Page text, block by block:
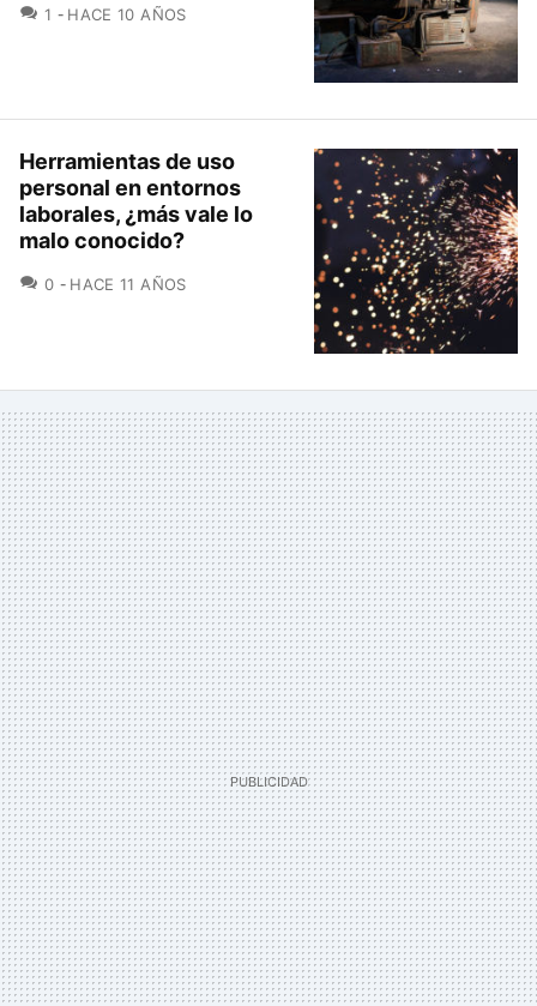
1 COMENTARIOS
HACE 10 AÑOS
Herramientas de uso
personal en entornos
laborales, ¿más vale lo
malo conocido?
0 COMENTARIOS
HACE 11 AÑOS